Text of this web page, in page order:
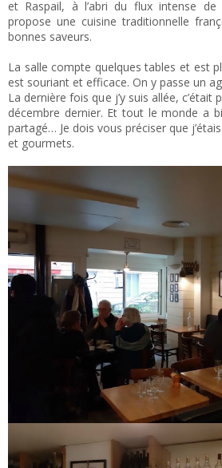
et Raspail, à l’abri du flux intense
propose une cuisine traditionnelle
bonnes saveurs.
La salle compte quelques tables et est
est souriant et efficace. On y passe un
La dernière fois que j’y suis allée, c’était
décembre dernier. Et tout le monde a
partagé… Je dois vous préciser que
et gourmets.